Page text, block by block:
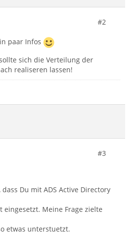
#2
paar Infos
sich die Verteilung der
realiseren lassen!
#3
Du mit ADS Active Directory
Meine Frage zielte
etwas unterstuetzt.